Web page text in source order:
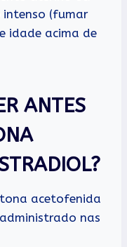
(fumar
idade acima de
ANTES
acetofenida
nas